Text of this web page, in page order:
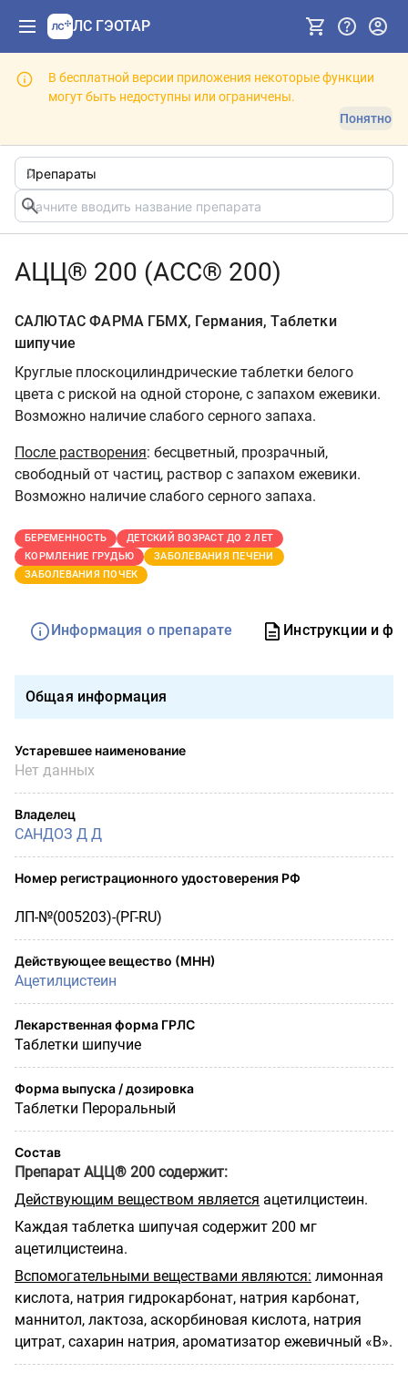
ЛС ГЭОТАР
В бесплатной версии приложения некоторые функции
могут быть недоступны или ограничены.
Понятно
АЦЦ® 200 (ACC® 200)
САЛЮТАС ФАРМА ГБМХ, Германия, Таблетки
шипучие
Круглые плоскоцилиндрические таблетки белого
цвета с риской на одной стороне, с запахом ежевики.
Возможно наличие слабого серного запаха.
После растворения: бесцветный, прозрачный,
свободный от частиц, раствор с запахом ежевики.
Возможно наличие слабого серного запаха.
БЕРЕМЕННОСТЬ
ДЕТСКИЙ ВОЗРАСТ ДО 2 ЛЕТ
КОРМЛЕНИЕ ГРУДЬЮ
ЗАБОЛЕВАНИЯ ПЕЧЕНИ
ЗАБОЛЕВАНИЯ ПОЧЕК
Информация о препарате Инструкции и
Общая информация
Устаревшее наименование
Нет данных
Владелец
САНДОЗ Д Д
Номер регистрационного удостоверения РФ
ЛП-№(005203)-(РГ-RU)
Действующее вещество (МНН)
Ацетилцистеин
Лекарственная форма ГРЛС
Таблетки шипучие
Форма выпуска / дозировка
Таблетки Пероральный
Состав
Препарат АЦЦ® 200 содержит:
Действующим веществом является ацетилцистеин.
Каждая таблетка шипучая содержит 200 мг
ацетилцистеина.
Вспомогательными веществами являются: лимонная
кислота, натрия гидрокарбонат, натрия карбонат,
маннитол, лактоза, аскорбиновая кислота, натрия
цитрат, сахарин натрия, ароматизатор ежевичный «В».